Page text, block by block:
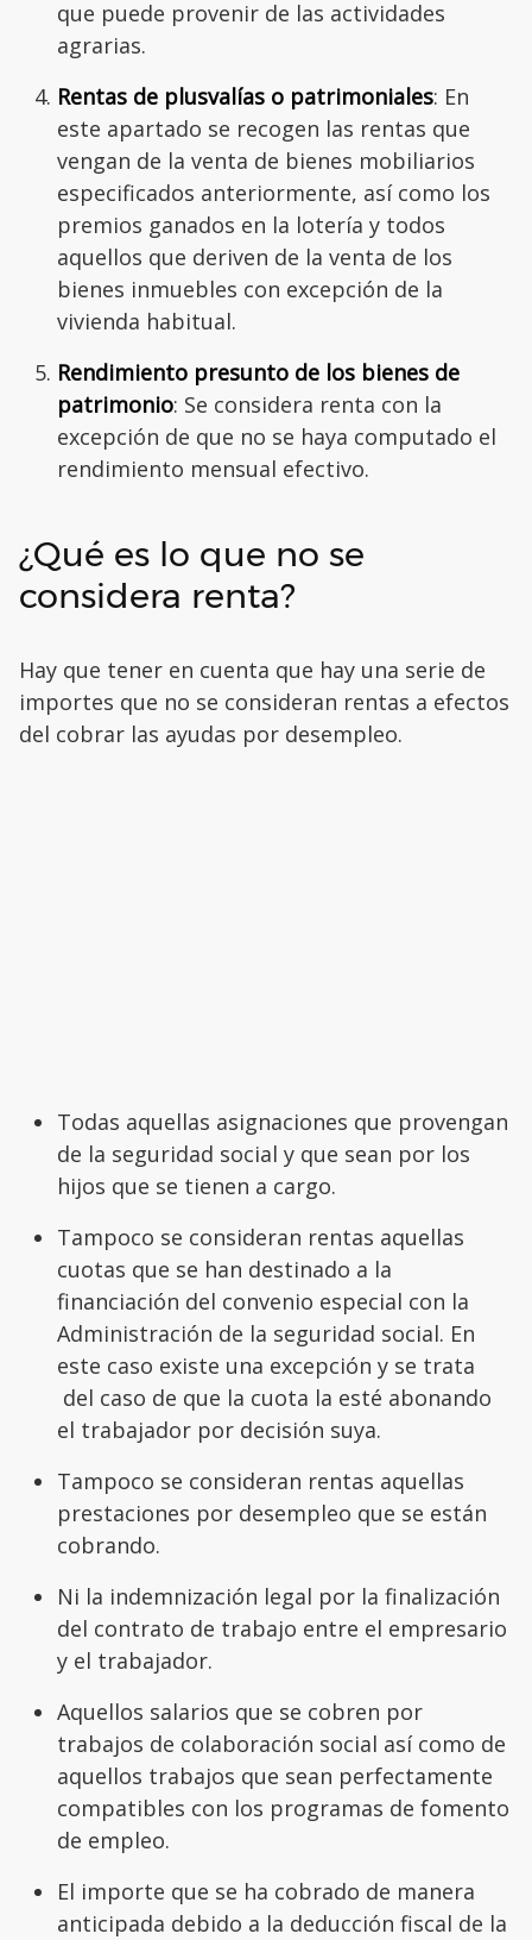
que puede provenir de las actividades
agrarias.
Rentas de plusvalías o patrimoniales: En
este apartado se recogen las rentas que
vengan de la venta de bienes mobiliarios
especificados anteriormente, así como los
premios ganados en la lotería y todos
aquellos que deriven de la venta de los
bienes inmuebles con excepción de la
vivienda habitual.
Rendimiento presunto de los bienes de
patrimonio: Se considera renta con la
excepción de que no se haya computado el
rendimiento mensual efectivo.
¿Qué es lo que no se
considera renta?
Hay que tener en cuenta que hay una serie de
importes que no se consideran rentas a efectos
del cobrar las ayudas por desempleo.
Todas aquellas asignaciones que provengan
de la seguridad social y que sean por los
hijos que se tienen a cargo.
Tampoco se consideran rentas aquellas
cuotas que se han destinado a la
financiación del convenio especial con la
Administración de la seguridad social. En
este caso existe una excepción y se trata
del caso de que la cuota la esté abonando
el trabajador por decisión suya.
Tampoco se consideran rentas aquellas
prestaciones por desempleo que se están
cobrando.
Ni la indemnización legal por la finalización
del contrato de trabajo entre el empresario
y el trabajador.
Aquellos salarios que se cobren por
trabajos de colaboración social así como de
aquellos trabajos que sean perfectamente
compatibles con los programas de fomento
de empleo.
El importe que se ha cobrado de manera
anticipada debido a la deducción fiscal de la